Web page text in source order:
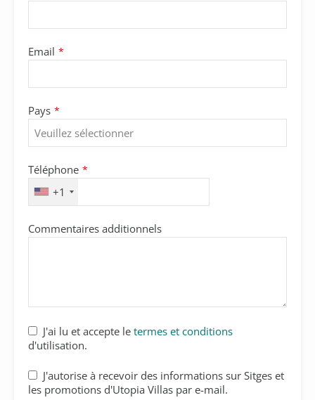
Email *
Pays *
Téléphone *
+1
Commentaires additionnels
J'ai lu et accepte le termes et conditions
d'utilisation.
J'autorise à recevoir des informations sur Sitges et
les promotions d'Utopia Villas par e-mail.